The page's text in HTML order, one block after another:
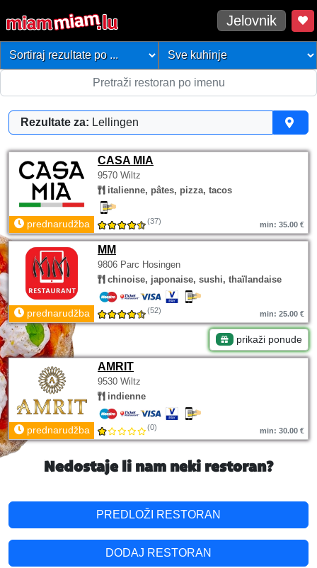
Jelovnik
Rezultate za: Lellingen
CASA MIA
9570 Wiltz
italienne, pâtes, pizza, tacos
prednarudžba (37) min: 35.00 €
MM
9806 Parc Hosingen
chinoise, japonaise, sushi, thaïlandaise
prednarudžba (52) min: 25.00 €
prikaži ponude
AMRIT
9530 Wiltz
indienne
prednarudžba (0) min: 30.00 €
Nedostaje li nam neki restoran?
PREDLOŽI RESTORAN
DODAJ RESTORAN